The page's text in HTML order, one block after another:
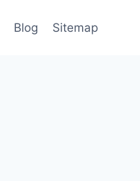
Blog Sitemap